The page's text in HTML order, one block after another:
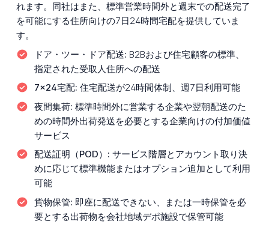
れます。同社はまた、標準営業時間外と週末での配送完了
を可能にする住所向けの7日24時間宅配を提供していま
す。
ドア・ツー・ドア配送: B2Bおよび住宅顧客の標準、
指定された受取人住所への配送
7x24宅配: 住宅配送が24時間体制、週7日利用可能
夜間集荷: 標準時間外に営業する企業や翌朝配送のた
めの時間外出荷発送を必要とする企業向けの付加価値
サービス
配送証明（POD）: サービス階層とアカウント取り決
めに応じて標準機能またはオプション追加として利用
可能
貨物保管: 即座に配送できない、または一時保管を必
要とする出荷物を会社地域デポ施設で保管可能